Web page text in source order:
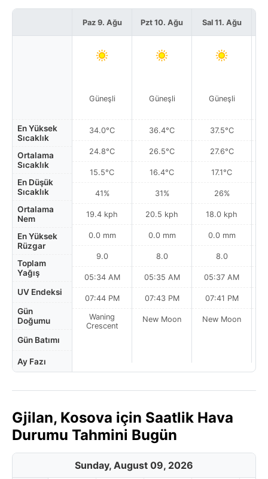
En Yüksek
Sıcaklık
Ortalama
Sıcaklık
En Düşük
Sıcaklık
Ortalama
Nem
En Yüksek
Rüzgar
Toplam
Yağış
UV Endeksi
Gün
Doğumu
Gün Batımı
Ay Fazı
Paz 9. Ağu
Güneşli
34.0°C
24.8°C
15.5°C
41%
19.4 kph
0.0 mm
9.0
05:34 AM
07:44 PM
Waning
Crescent
Pzt 10. Ağu
Güneşli
36.4°C
26.5°C
16.4°C
31%
20.5 kph
0.0 mm
8.0
05:35 AM
07:43 PM
New Moon
Sal 11. Ağu
Güneşli
37.5°C
27.6°C
17.1°C
26%
18.0 kph
0.0 mm
8.0
05:37 AM
07:41 PM
New Moon
Gjilan, Kosova için Saatlik Hava
Durumu Tahmini Bugün
Sunday, August 09, 2026